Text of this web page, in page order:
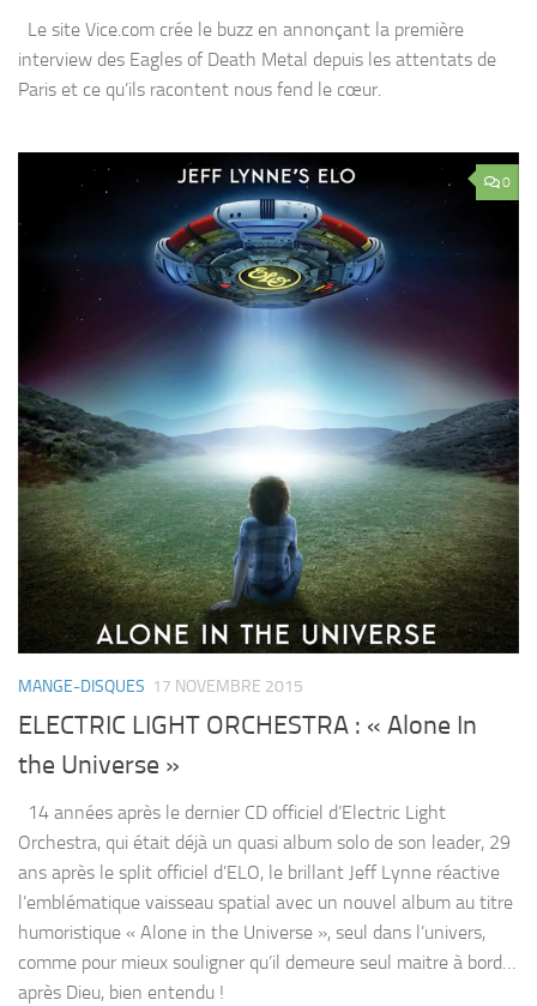
Le site Vice.com crée le buzz en annonçant la première
interview des Eagles of Death Metal depuis les attentats de
Paris et ce qu’ils racontent nous fend le cœur.
0
MANGE-DISQUES 17 NOVEMBRE 2015
ELECTRIC LIGHT ORCHESTRA : « Alone In
the Universe »
14 années après le dernier CD officiel d’Electric Light
Orchestra, qui était déjà un quasi album solo de son leader, 29
ans après le split officiel d’ELO, le brillant Jeff Lynne réactive
l’emblématique vaisseau spatial avec un nouvel album au titre
humoristique « Alone in the Universe », seul dans l’univers,
comme pour mieux souligner qu’il demeure seul maitre à bord…
après Dieu, bien entendu !